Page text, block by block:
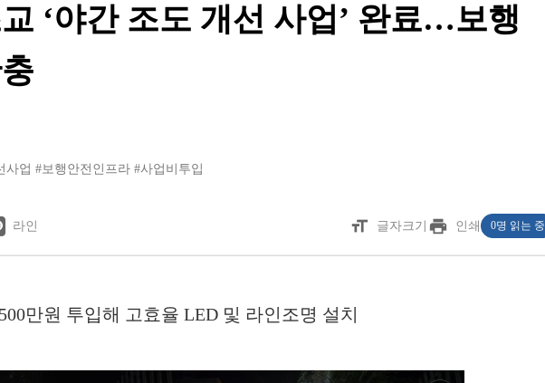
‘야간 조도 개선 사업’ 완료…보행
사업 #보행안전인프라 #사업비투입
라인 format_size 글자크기 print 인쇄 0명 읽는 중
만원 투입해 고효율 LED 및 라인조명 설치